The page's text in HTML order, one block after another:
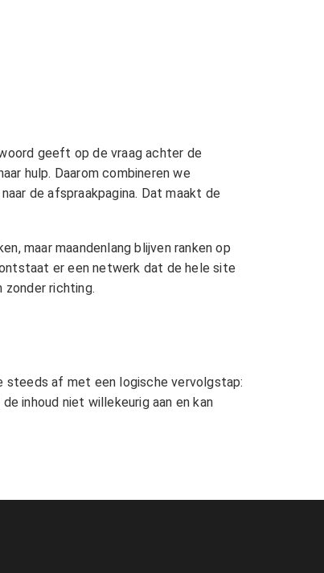
geeft op de vraag achter de
hulp. Daarom combineren we
de afspraakpagina. Dat maakt de
maar maandenlang blijven ranken op
er een netwerk dat de hele site
richting.
steeds af met een logische vervolgstap:
inhoud niet willekeurig aan en kan